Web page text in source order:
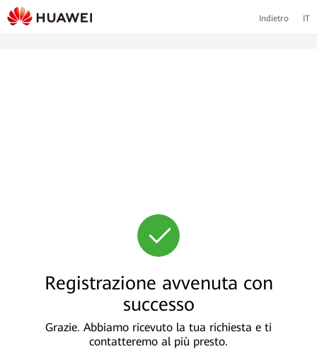
Indietro IT
Registrazione avvenuta con
successo
Grazie. Abbiamo ricevuto la tua richiesta e ti
contatteremo al più presto.